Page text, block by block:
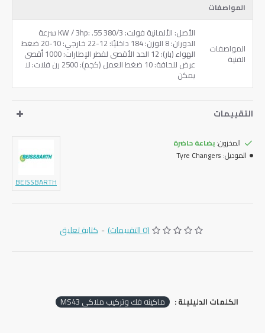
المواصفات
المواصفات
الفنية
الأصل: الألمانية فولت: 380/3 KW / 3hp: .55 سرعة
الدوران: 8 الوزن: 184 داخليًا: 12-22 خارجي: 10-20 ضغط
الهواء (بار): 12 الحد الأقصى لقطر الإطارات: 1000 أقصى
عرض للحافة: 10 ضغط العمل (كجم): 2500 رن فلات: لا
يمكن
التقييمات
المخزون:بضاعة حاضرة
الموديل: Tyre Changers
BEISSBARTH
(0 التقييمات) - كتابة تعليق
الكلمات الدليليلة : ماكينه فك وتركيب ملاكي MS43